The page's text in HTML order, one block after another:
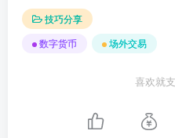
技巧分享
数字货币
场外交易
喜欢就